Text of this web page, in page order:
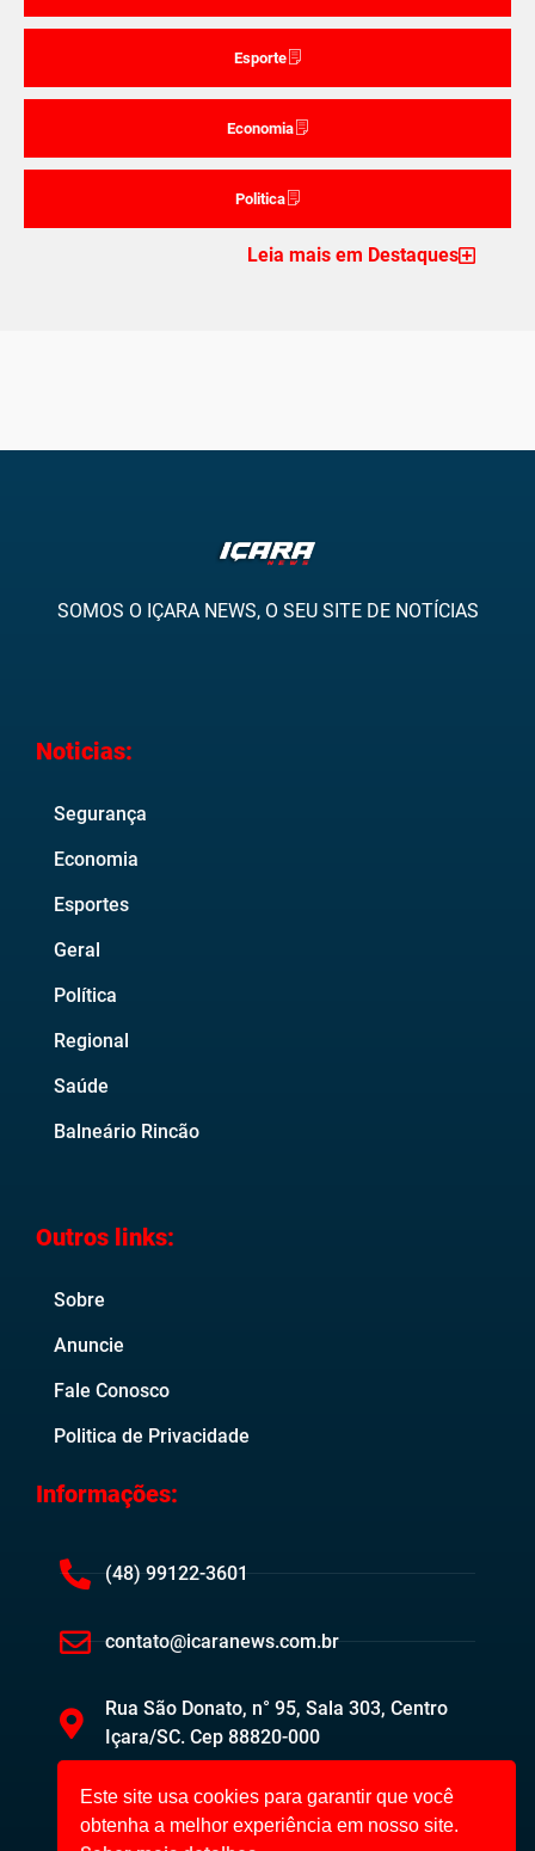
Esporte
Economia
Politica
Leia mais em Destaques
SOMOS O IÇARA NEWS, O SEU SITE DE NOTÍCIAS
Noticias:
Segurança
Economia
Esportes
Geral
Política
Regional
Saúde
Balneário Rincão
Outros links:
Sobre
Anuncie
Fale Conosco
Politica de Privacidade
Informações:
(48) 99122-3601
contato@icaranews.com.br
Rua São Donato, n° 95, Sala 303, Centro
Içara/SC. Cep 88820-000
Este site usa cookies para garantir que você
obtenha a melhor experiência em nosso site.